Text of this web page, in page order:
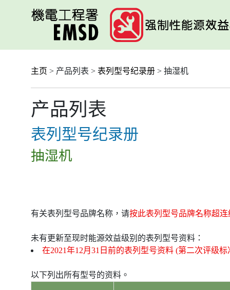
主页 > 产品列表 > 表列型号纪录册 > 抽湿机
产品列表
表列型号纪录册
抽湿机
有关表列型号品牌名称，请按此表列型号品牌名称超连
未有更新至现时能源效益级别的表列型号资料：
在2021年12月31日前的表列型号资料 (第二次评级标
以下列出所有型号的资料。